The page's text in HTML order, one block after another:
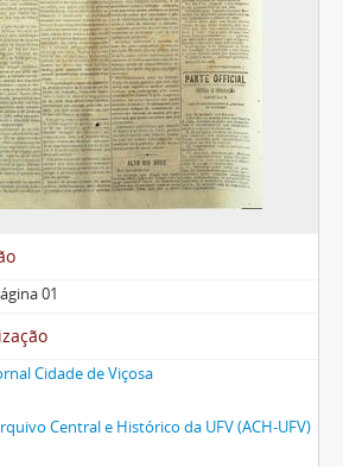
01
Cidade de Viçosa
Central e Histórico da UFV (ACH-UFV)